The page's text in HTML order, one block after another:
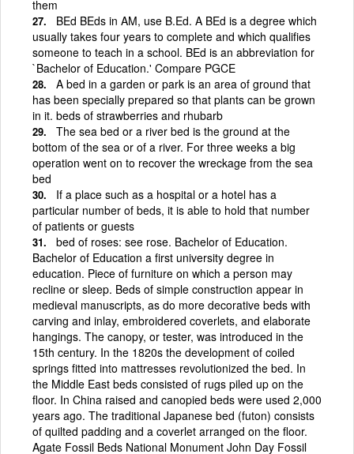
them
BEd BEds in AM, use B.Ed. A BEd is a degree which
usually takes four years to complete and which qualifies
someone to teach in a school. BEd is an abbreviation for
`Bachelor of Education.' Compare PGCE
A bed in a garden or park is an area of ground that
has been specially prepared so that plants can be grown
in it. beds of strawberries and rhubarb
The sea bed or a river bed is the ground at the
bottom of the sea or of a river. For three weeks a big
operation went on to recover the wreckage from the sea
bed
If a place such as a hospital or a hotel has a
particular number of beds, it is able to hold that number
of patients or guests
bed of roses: see rose. Bachelor of Education.
Bachelor of Education a first university degree in
education. Piece of furniture on which a person may
recline or sleep. Beds of simple construction appear in
medieval manuscripts, as do more decorative beds with
carving and inlay, embroidered coverlets, and elaborate
hangings. The canopy, or tester, was introduced in the
15th century. In the 1820s the development of coiled
springs fitted into mattresses revolutionized the bed. In
the Middle East beds consisted of rugs piled up on the
floor. In China raised and canopied beds were used 2,000
years ago. The traditional Japanese bed (futon) consists
of quilted padding and a coverlet arranged on the floor.
Agate Fossil Beds National Monument John Day Fossil